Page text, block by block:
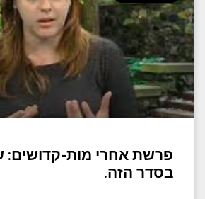
פרשת אחרי מות-קדושים:
בסדר הזה.